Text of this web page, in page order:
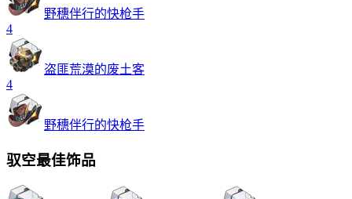
野穗伴行的快枪手
4
盗匪荒漠的废土客
4
野穗伴行的快枪手
驭空最佳饰品